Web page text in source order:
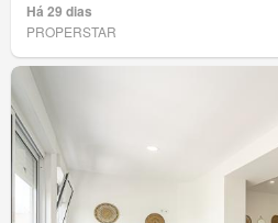
Há 29 dias
PROPERSTAR